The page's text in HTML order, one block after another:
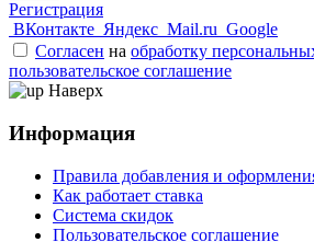
Регистрация
ВКонтакте Яндекс Mail.ru Google
Согласен на обработку
пользовательское соглашение
Наверх
Информация
Правила добавления и
Как работает ставка
Система скидок
Пользовательское соглашение